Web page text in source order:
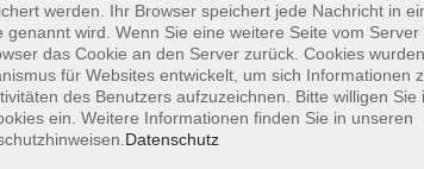
Barrierefreiheit AGB
werden. Ihr Browser speichert jede Nachricht in
genannt wird. Wenn Sie eine weitere Seite vom
das Cookie an den Server zurück. Cookies
für Websites entwickelt, um sich Informationen
des Benutzers aufzuzeichnen. Bitte willigen Sie
ein. Weitere Informationen finden Sie in unseren
Datenschutz